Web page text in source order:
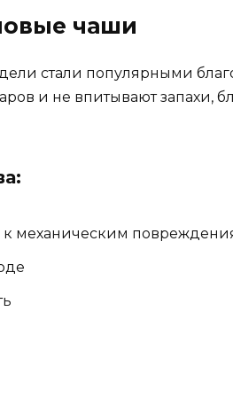
чаши
стали популярными
и не впитывают запахи,
к механическим